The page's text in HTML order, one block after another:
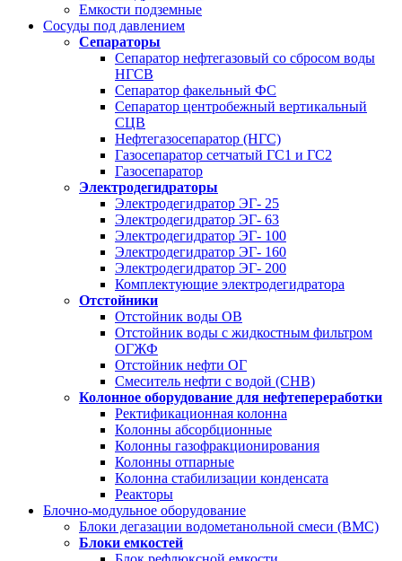
Емкости подземные
Сосуды под давлением
Сепараторы
Сепаратор нефтегазовый со сбросом воды
НГСВ
Сепаратор факельный ФС
Сепаратор центробежный вертикальный
СЦВ
Нефтегазосепаратор (НГС)
Газосепаратор сетчатый ГС1 и ГС2
Газосепаратор
Электродегидраторы
Электродегидратор ЭГ- 25
Электродегидратор ЭГ- 63
Электродегидратор ЭГ- 100
Электродегидратор ЭГ- 160
Электродегидратор ЭГ- 200
Комплектующие электродегидратора
Отстойники
Отстойник воды ОВ
Отстойник воды с жидкостным фильтром
ОГЖФ
Отстойник нефти ОГ
Смеситель нефти с водой (СНВ)
Колонное оборудование для нефтепереработки
Ректификационная колонна
Колонны абсорбционные
Колонны газофракционирования
Колонны отпарные
Колонна стабилизации конденсата
Реакторы
Блочно-модульное оборудование
Блоки дегазации водометанольной смеси (BMC)
Блоки емкостей